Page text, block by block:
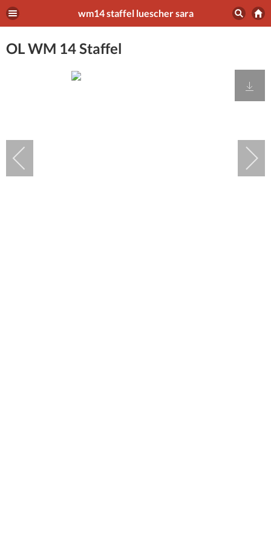
wm14 staffel luescher sara
OL WM 14 Staffel